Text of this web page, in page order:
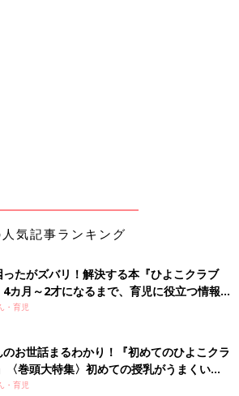
気記事ランキング
たがズバリ！解決する本『ひよこクラブ
月～2才になるまで、育児に役立つ情報が
！
・育児
お世話まるわかり！『初めてのひよこクラ
〈巻頭大特集〉初めての授乳がうまくい
ぱい・ミルクの基本と夏のトラブル 解決テ
・育児